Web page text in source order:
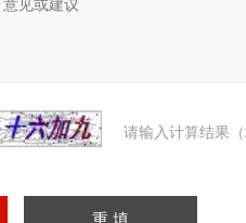
请输入计算结果